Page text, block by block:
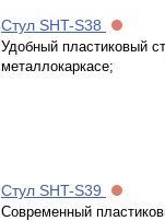
Стул SHT-S38
Удобный пластиковый
металлокаркасе;
Стул SHT-S39
Современный